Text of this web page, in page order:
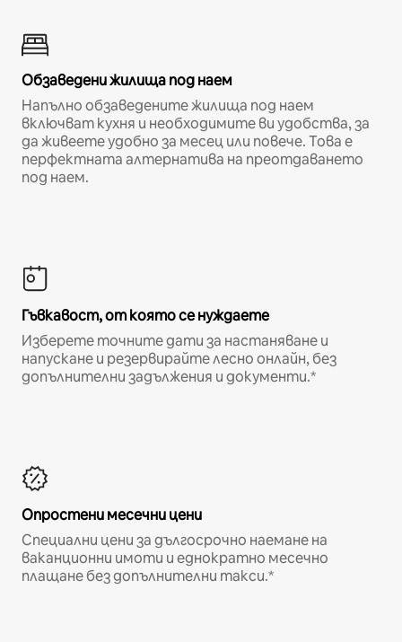
Обзаведени жилища под наем
Напълно обзаведените жилища под наем
включват кухня и необходимите ви удобства, за
да живеете удобно за месец или повече. Това е
перфектната алтернатива на преотдаването
под наем.
Гъвкавост, от която се нуждаете
Изберете точните дати за настаняване и
напускане и резервирайте лесно онлайн, без
допълнителни задължения и документи.*
Опростени месечни цени
Специални цени за дългосрочно наемане на
ваканционни имоти и еднократно месечно
плащане без допълнителни такси.*